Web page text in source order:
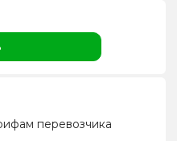
перевозчика